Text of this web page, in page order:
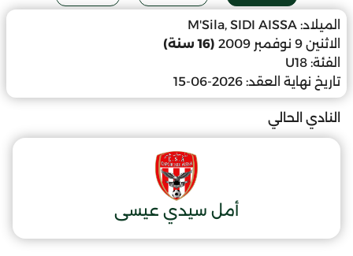
الميلاد: M'Sila, SIDI AISSA
الاثنين 9 نوفمبر 2009
(16 سنة)
الفئة: U18
تاريخ نهاية العقد: 2026-06-15
النادي الحالي
أمل سيدي عيسى